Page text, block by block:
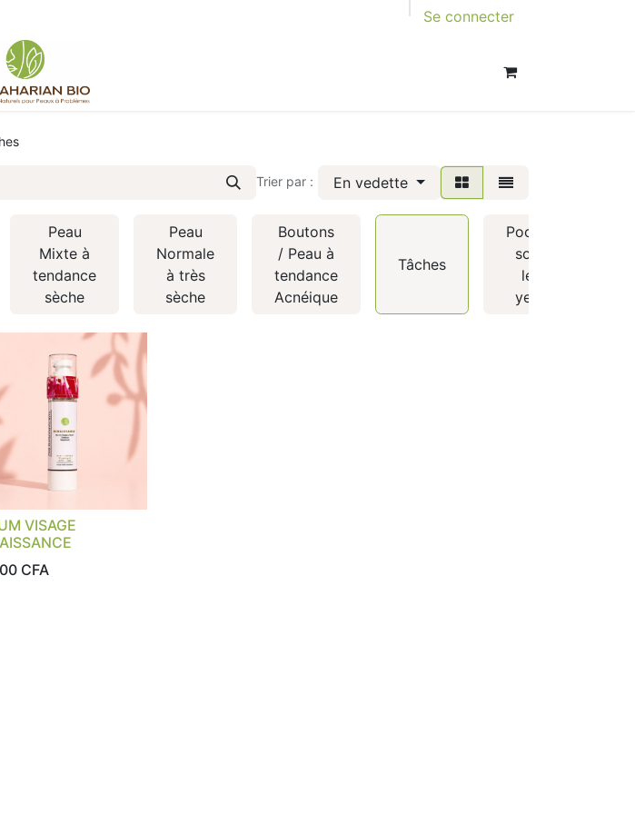
Se connecter
Trier par : En vedette
Peau
Mixte à
tendance
sèche
Peau
Normale
à très
sèche
Boutons
/ Peau à
tendance
Acnéique
Tâches
Poches
sous
les
yeux
VISAGE
CFA